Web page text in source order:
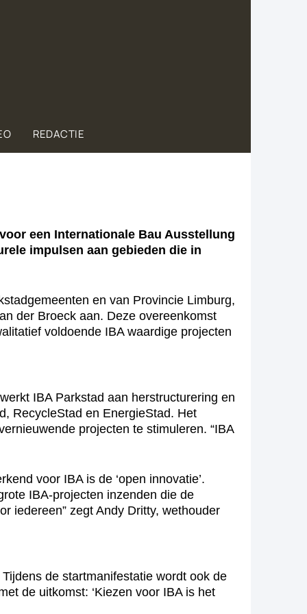
REDACTIE
een Internationale Bau Ausstellung
impulsen aan gebieden die in
en van Provincie Limburg,
der Broeck aan. Deze overeenkomst
voldoende IBA waardige projecten
IBA Parkstad aan herstructurering en
RecycleStad en EnergieStad. Het
projecten te stimuleren. “IBA
voor IBA is de ‘open innovatie’.
IBA-projecten inzenden die de
iedereen” zegt Andy Dritty, wethouder
de startmanifestatie wordt ook de
de uitkomst: ‘Kiezen voor IBA is het